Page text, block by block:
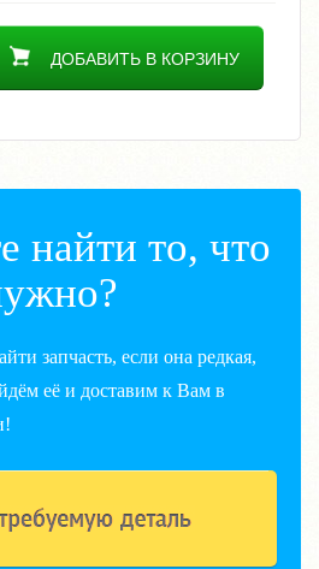
ДОБАВИТЬ В КОРЗИНУ
найти то, что
запчасть, если она редкая,
её и доставим к Вам в